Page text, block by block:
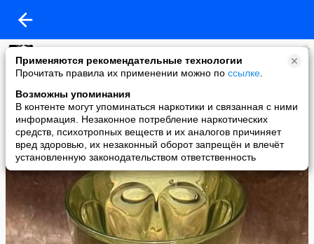
Применяются рекомендательные технологии
Прочитать правила их применении можно по ссылке
Возможны упоминания
В контенте могут упоминаться наркотики и связанная с ними
информация. Незаконное потребление наркотических
средств, психотропных веществ и их аналогов причиняет
вред здоровью, их незаконный оборот запрещён и влечёт
установленную законодательством ответственность
марина
added a photo
25 Apr в 11:53